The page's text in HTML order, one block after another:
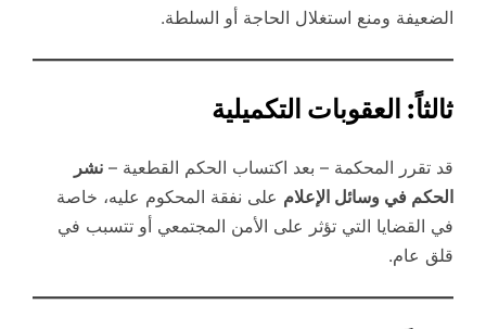
الضعيفة ومنع استغلال الحاجة أو السلطة.
ثالثاً: العقوبات التكميلية
قد تقرر المحكمة – بعد اكتساب الحكم القطعية – نشر
الحكم في وسائل الإعلام على نفقة المحكوم عليه، خاصة
في القضايا التي تؤثر على الأمن المجتمعي أو تتسبب في
قلق عام.